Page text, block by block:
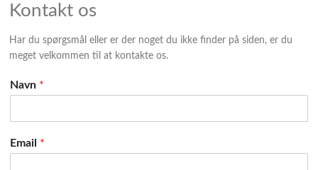
Kontakt os
Har du spørgsmål eller er der noget du ikke finder på siden, er du
meget velkommen til at kontakte os.
Navn *
Email *